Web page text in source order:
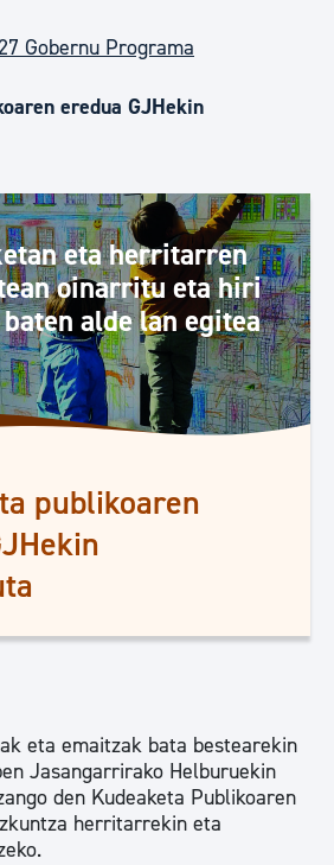
Gobernu Programa
eredua GJHekin
eta herritarren
oinarritu eta hiri
alde lan egitea
publikoaren
eta emaitzak bata bestearekin
Jasangarrirako Helburuekin
den Kudeaketa Publikoaren
herritarrekin eta